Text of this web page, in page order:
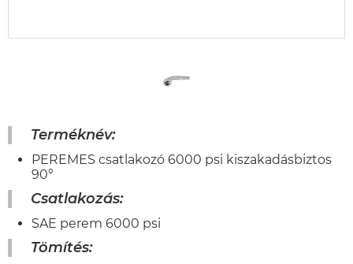
Terméknév:
PEREMES csatlakozó 6000 psi kiszakadásbiztos
90°
Csatlakozás:
SAE perem 6000 psi
Tömítés: